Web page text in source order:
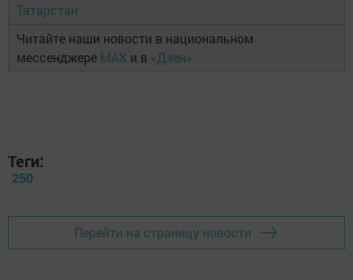
Татарстан
Читайте наши новости в национальном
мессенджере MAX и в «Дзен»
Теги:
250
Перейти на страницу новости